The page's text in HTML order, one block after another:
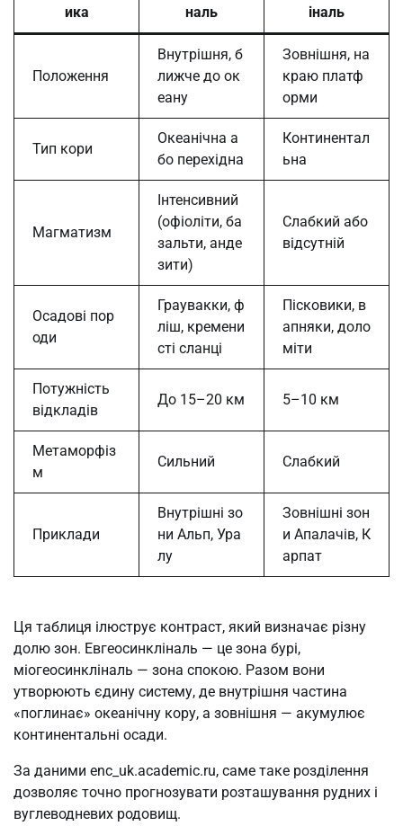
ика
наль
іналь
Положення
Внутрішня, б
лижче до ок
еану
Зовнішня, на
краю платф
орми
Тип кори
Океанічна а
бо перехідна
Континентал
ьна
Магматизм
Інтенсивний
(офіоліти, ба
зальти, анде
зити)
Слабкий або
відсутній
Осадові пор
оди
Граувакки, ф
ліш, кремени
сті сланці
Пісковики, в
апняки, доло
міти
Потужність
відкладів
До 15–20 км 5–10 км
Метаморфіз
м
Сильний Слабкий
Приклади
Внутрішні зо
ни Альп, Ура
лу
Зовнішні зон
и Апалачів, К
арпат
Ця таблиця ілюструє контраст, який визначає різну
долю зон. Евгеосинкліналь — це зона бурі,
міогеосинкліналь — зона спокою. Разом вони
утворюють єдину систему, де внутрішня частина
«поглинає» океанічну кору, а зовнішня — акумулює
континентальні осади.
За даними enc_uk.academic.ru, саме таке розділення
дозволяє точно прогнозувати розташування рудних і
вуглеводневих родовищ.